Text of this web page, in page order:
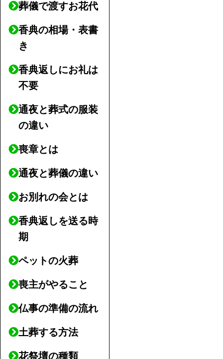
葬儀で渡すお花代
香典の相場・表書
き
香典返しにお礼は
不要
通夜と葬式の服装
の違い
喪章とは
通夜と葬儀の違い
お別れの会とは
香典返しを送る時
期
ペットの火葬
喪主がやること
仏事の準備の流れ
土葬する方法
花祭壇の種類